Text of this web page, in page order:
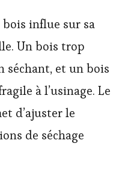
influe sur sa
Un bois trop
séchant, et un bois
à l’usinage. Le
d’ajuster le
de séchage